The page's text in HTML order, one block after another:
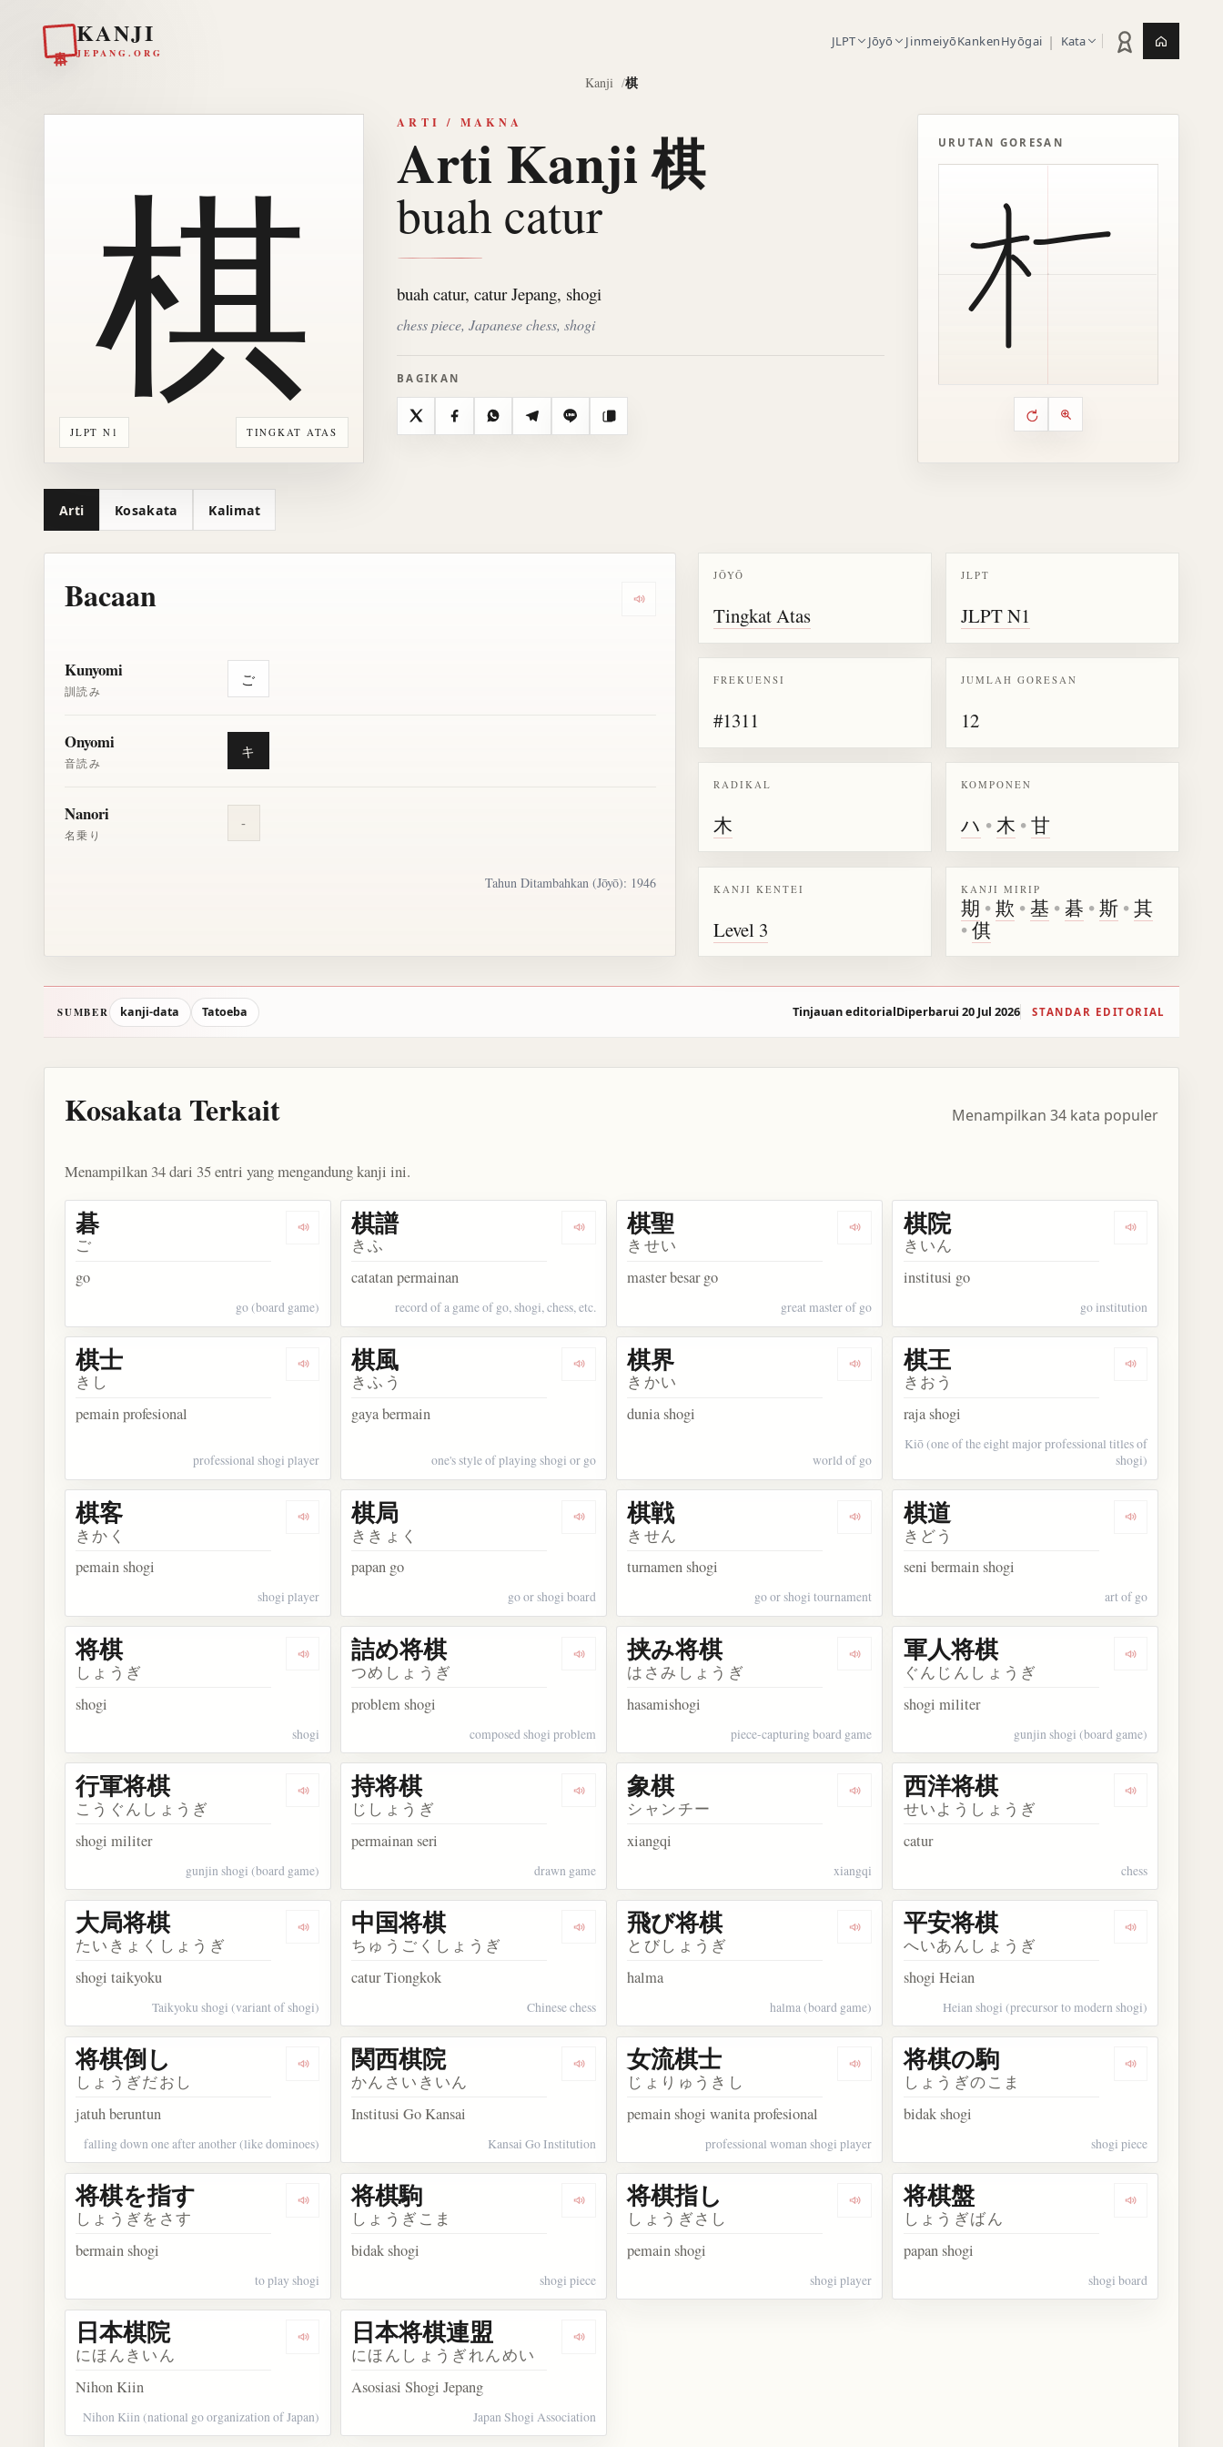
KANJI
JEPANG.ORG
JLPT Jōyō JinmeiyōKankenHyōgai | Kata Statistik latihan
Kanji 棋
JLPT N1 TINGKAT ATAS
棋
ARTI / MAKNA
Arti Kanji 棋
buah catur
buah catur, catur Jepang, shogi
chess piece, Japanese chess, shogi
BAGIKAN
X FacebookWhatsAppTelegramLine Salin
URUTAN GORESAN
Kontrol animasi urutan
Putar ulang animasi
Perbesar animasi
Arti Kosakata Kalimat
Bacaan Dengarkan semua bacaan untuk kanji 棋
Kunyomi
訓読み
ご
Onyomi
音読み
キ
Nanori
名乗り
-
Tahun Ditambahkan (Jōyō): 1946
JŌYŌ
Tingkat Atas
JLPT
JLPT N1
FREKUENSI
#1311
JUMLAH GORESAN
12
RADIKAL
木
KOMPONEN
ハ •木 •甘
KANJI KENTEI
Level 3
KANJI MIRIP
期 •欺 •基 •碁 •斯 •其
•倛
SUMBER kanji-data Tatoeba Tinjauan editorialDiperbarui 20 Jul 2026 STANDAR EDITORIAL
Kosakata Terkait Menampilkan 34 kata populer
Menampilkan 34 dari 35 entri yang mengandung kanji ini.
Dengarkan kosakata 碁
碁
ご
go
go (board game)
Dengarkan kosakata 棋譜
棋譜
きふ
catatan permainan
record of a game of go, shogi, chess, etc.
Dengarkan kosakata 棋聖
棋聖
きせい
master besar go
great master of go
Dengarkan
棋院
きいん
institusi go
go institution
Dengarkan kosakata 棋士
棋士
きし
pemain profesional
professional shogi player
Dengarkan kosakata 棋風
棋風
きふう
gaya bermain
one's style of playing shogi or go
Dengarkan kosakata 棋界
棋界
きかい
dunia shogi
world of go
Dengarkan
棋王
きおう
raja shogi
Kiō (one of the eight major professional titles of
shogi)
Dengarkan kosakata 棋客
棋客
きかく
pemain shogi
shogi player
Dengarkan kosakata 棋局
棋局
ききょく
papan go
go or shogi board
Dengarkan kosakata 棋戦
棋戦
きせん
turnamen shogi
go or shogi tournament
Dengarkan
棋道
きどう
seni bermain shogi
art of go
Dengarkan kosakata 将棋
将棋
しょうぎ
shogi
shogi
Dengarkan kosakata 詰め将棋
詰め将棋
つめしょうぎ
problem shogi
composed shogi problem
Dengarkan kosakata 挟み将棋
挟み将棋
はさみしょうぎ
hasamishogi
piece-capturing board game
Dengarkan
軍人将棋
ぐんじんしょうぎ
shogi militer
gunjin shogi (board game)
Dengarkan kosakata 行軍将棋
行軍将棋
こうぐんしょうぎ
shogi militer
gunjin shogi (board game)
Dengarkan kosakata 持将棋
持将棋
じしょうぎ
permainan seri
drawn game
Dengarkan kosakata 象棋
象棋
シャンチー
xiangqi
xiangqi
Dengarkan
西洋将棋
せいようしょうぎ
catur
chess
Dengarkan kosakata 大局将棋
大局将棋
たいきょくしょうぎ
shogi taikyoku
Taikyoku shogi (variant of shogi)
Dengarkan kosakata 中国将棋
中国将棋
ちゅうごくしょうぎ
catur Tiongkok
Chinese chess
Dengarkan kosakata 飛び将棋
飛び将棋
とびしょうぎ
halma
halma (board game)
Dengarkan
平安将棋
へいあんしょうぎ
shogi Heian
Heian shogi (precursor to modern shogi)
Dengarkan kosakata 将棋倒し
将棋倒し
しょうぎだおし
jatuh beruntun
falling down one after another (like dominoes)
Dengarkan kosakata 関西棋院
関西棋院
かんさいきいん
Institusi Go Kansai
Kansai Go Institution
Dengarkan kosakata 女流棋士
女流棋士
じょりゅうきし
pemain shogi wanita profesional
professional woman shogi player
Dengarkan
将棋の駒
しょうぎのこま
bidak shogi
shogi piece
Dengarkan kosakata 将棋を指す
将棋を指す
しょうぎをさす
bermain shogi
to play shogi
Dengarkan kosakata 将棋駒
将棋駒
しょうぎこま
bidak shogi
shogi piece
Dengarkan kosakata 将棋指し
将棋指し
しょうぎさし
pemain shogi
shogi player
Dengarkan
将棋盤
しょうぎばん
papan shogi
shogi board
Dengarkan kosakata 日本棋院
日本棋院
にほんきいん
Nihon Kiin
Nihon Kiin (national go organization of Japan)
Dengarkan kosakata 日本将棋連盟
日本将棋連盟
にほんしょうぎれんめい
Asosiasi Shogi Jepang
Japan Shogi Association